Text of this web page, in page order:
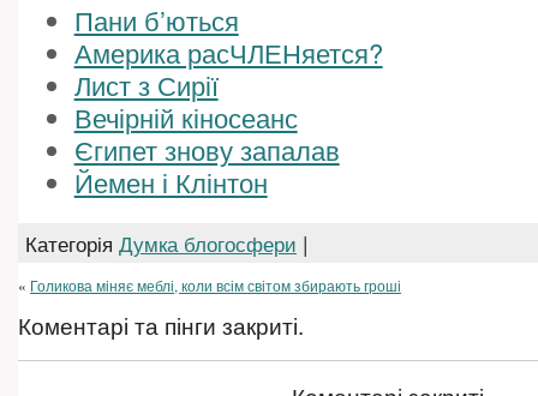
Пани б’ються
Америка расЧЛЕНяется?
Лист з Сирії
Вечірній кіносеанс
Єгипет знову запалав
Йемен і Клінтон
Категорія Думка блогосфери |
« Голикова міняє меблі, коли всім світом збирають гроші
Коментарі та пінги закриті.